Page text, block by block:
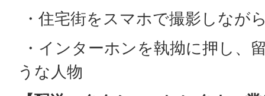
・住宅街をスマホで撮影しなが
・インターホンを執拗に押し、
うな人物